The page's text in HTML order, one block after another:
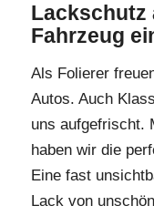
Lackschutz
Fahrzeug
Als Folierer
Autos. Auch
uns aufgefrischt.
haben wir die
Eine fast
Lack von